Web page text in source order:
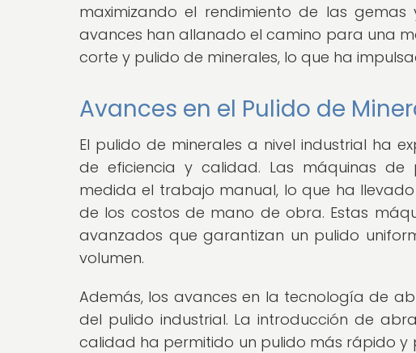
maximizando el rendimiento de las
avances han allanado el camino para una
corte y pulido de minerales, lo que ha
Avances en el Pulido de
El pulido de minerales a nivel industrial ha
de eficiencia y calidad. Las máquinas
medida el trabajo manual, lo que ha
de los costos de mano de obra. Estas
avanzados que garantizan un pulido
volumen.
Además, los avances en la tecnología de
del pulido industrial. La introducción de
calidad ha permitido un pulido más rápido y